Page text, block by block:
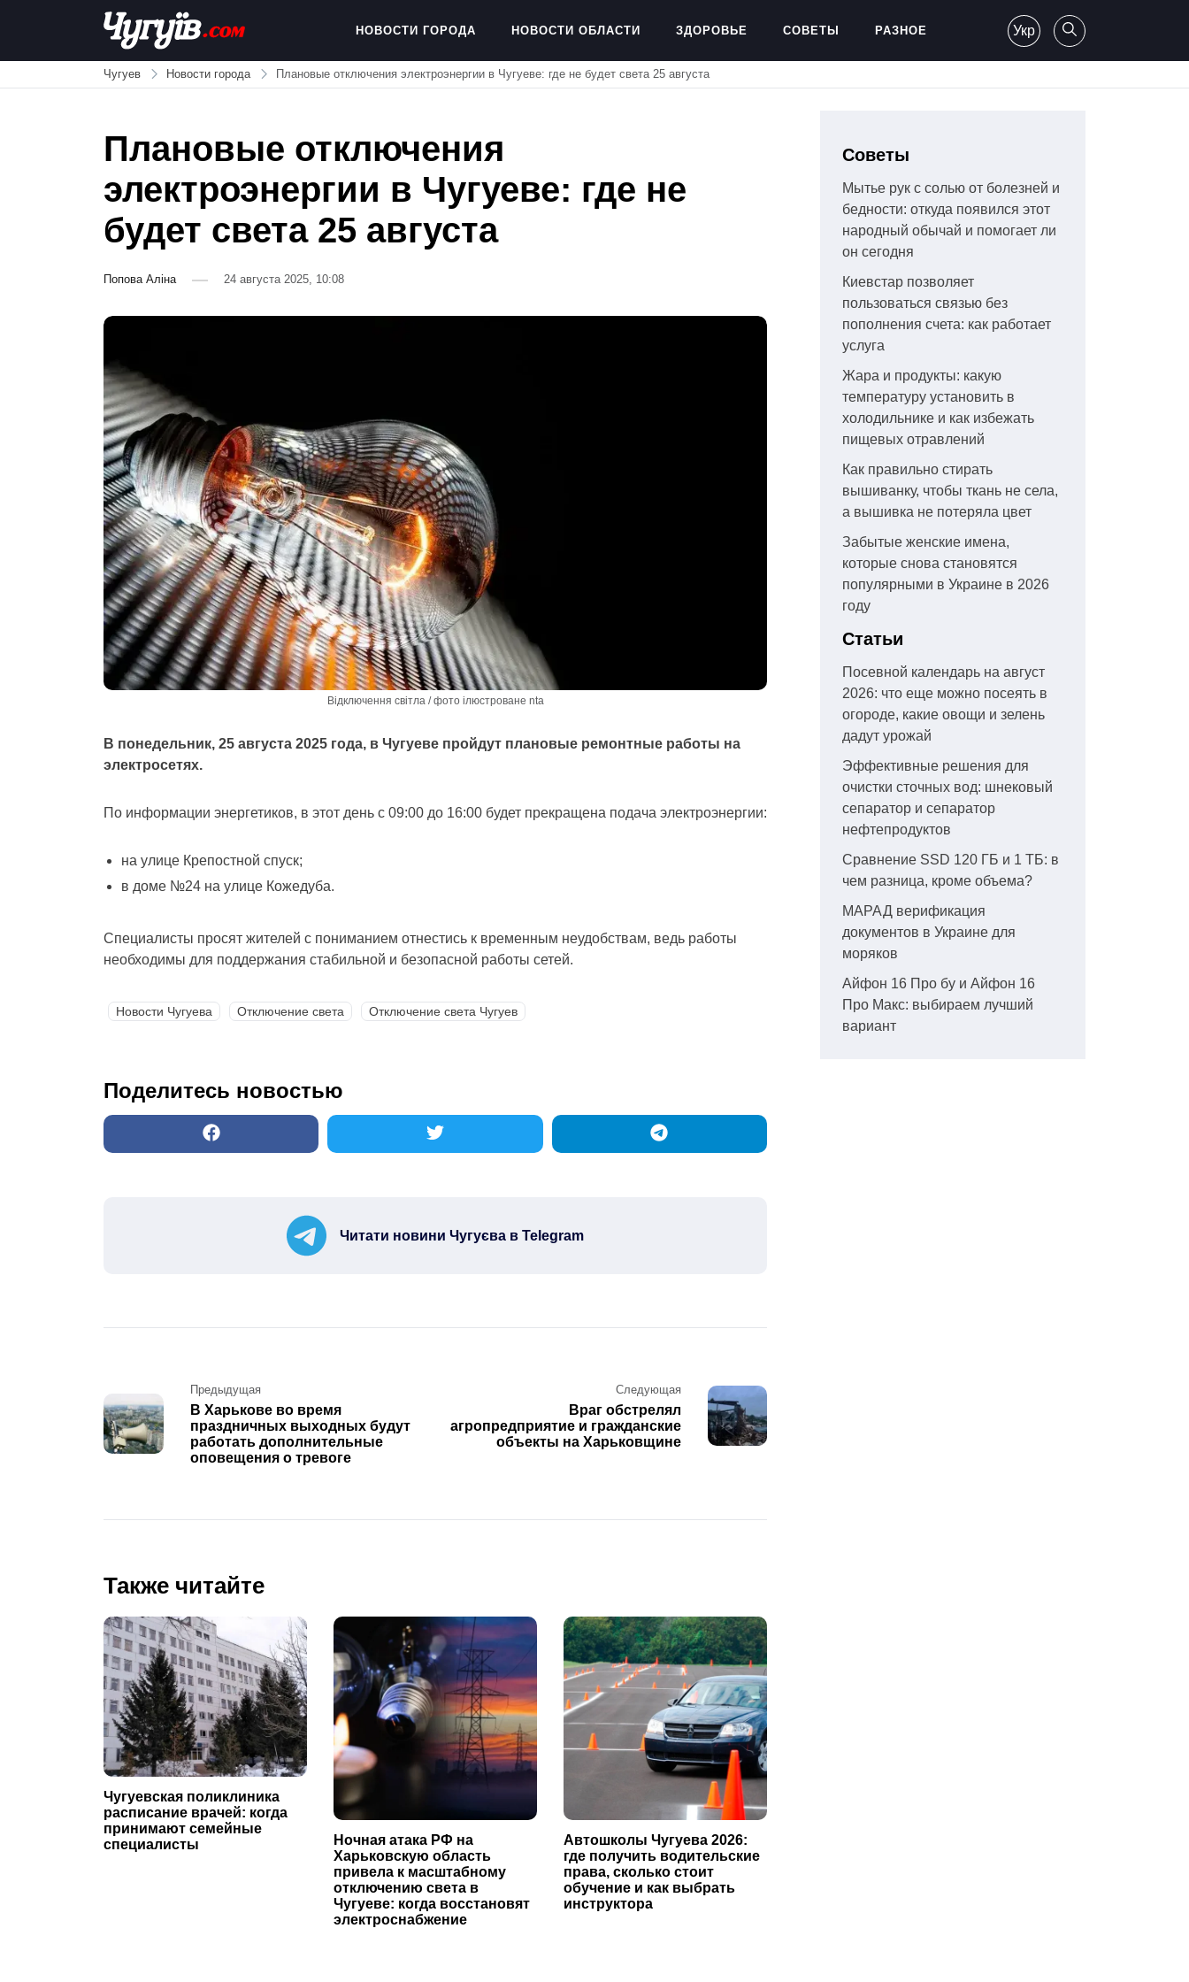
Chuguiv
НОВОСТИ ГОРОДА НОВОСТИ ОБЛАСТИ ЗДОРОВЬЕ СОВЕТЫ РАЗНОЕ Укр
Чугуев Новости города Плановые отключения электроэнергии в Чугуеве: где не будет света 25 августа
Плановые отключения
электроэнергии в Чугуеве: где не
будет света 25 августа
Попова Аліна 24 августа 2025, 10:08
Відключення світла / фото ілюстроване nta
В понедельник, 25 августа 2025 года, в Чугуеве пройдут плановые ремонтные работы на
электросетях.
По информации энергетиков, в этот день с 09:00 до 16:00 будет прекращена подача электроэнергии:
на улице Крепостной спуск;
в доме №24 на улице Кожедуба.
Специалисты просят жителей с пониманием отнестись к временным неудобствам, ведь работы
необходимы для поддержания стабильной и безопасной работы сетей.
Новости Чугуева Отключение света Отключение света Чугуев
Поделитесь новостью
Читати новини Чугуєва в Telegram
Post
navigation
Предыдущая
В Харькове во время
праздничных выходных будут
работать дополнительные
оповещения о тревоге
Следующая
Враг обстрелял
агропредприятие и гражданские
объекты на Харьковщине
Также читайте
Чугуевская поликлиника
расписание врачей: когда
принимают семейные
специалисты
Ночная атака РФ на
Харьковскую область
привела к масштабному
отключению света в
Чугуеве: когда восстановят
электроснабжение
Автошколы Чугуева 2026:
где получить водительские
права, сколько стоит
обучение и как выбрать
инструктора
Советы
Мытье рук с солью от болезней и
бедности: откуда появился этот
народный обычай и помогает ли
он сегодня
Киевстар позволяет
пользоваться связью без
пополнения счета: как работает
услуга
Жара и продукты: какую
температуру установить в
холодильнике и как избежать
пищевых отравлений
Как правильно стирать
вышиванку, чтобы ткань не села,
а вышивка не потеряла цвет
Забытые женские имена,
которые снова становятся
популярными в Украине в 2026
году
Статьи
Посевной календарь на август
2026: что еще можно посеять в
огороде, какие овощи и зелень
дадут урожай
Эффективные решения для
очистки сточных вод: шнековый
сепаратор и сепаратор
нефтепродуктов
Сравнение SSD 120 ГБ и 1 ТБ: в
чем разница, кроме объема?
МАРАД верификация
документов в Украине для
моряков
Айфон 16 Про бу и Айфон 16
Про Макс: выбираем лучший
вариант